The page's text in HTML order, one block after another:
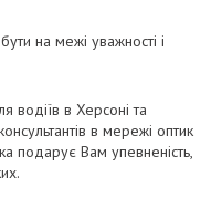
на межі уважності і
водіїв в Херсоні та
в мережі оптик
подарує Вам упевненість,